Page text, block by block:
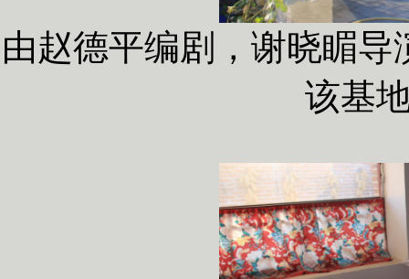
由赵德平编剧，谢晓睸导
该基